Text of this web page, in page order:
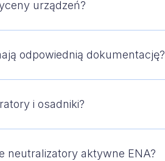
urządzeń?
odpowiednią dokumentację?
i osadniki?
neutralizatory aktywne ENA?